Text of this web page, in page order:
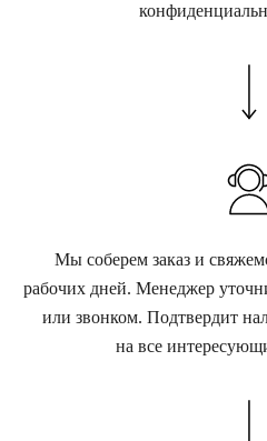
Мы соберем заказ и
рабочих дней. Менеджер
или звонком. Подтвердит
на все